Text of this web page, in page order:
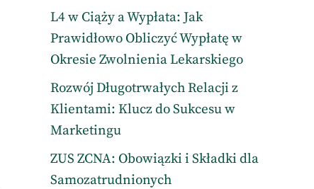
L4 w Ciąży a Wypłata: Jak
Prawidłowo Obliczyć Wypłatę w
Okresie Zwolnienia Lekarskiego
Rozwój Długotrwałych Relacji z
Klientami: Klucz do Sukcesu w
Marketingu
ZUS ZCNA: Obowiązki i Składki dla
Samozatrudnionych